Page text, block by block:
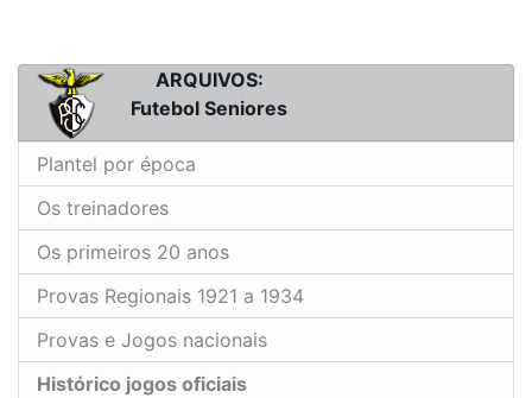
ARQUIVOS:
Futebol Seniores
Plantel por época
Os treinadores
Os primeiros 20 anos
Provas Regionais 1921 a 1934
Provas e Jogos nacionais
Histórico jogos oficiais